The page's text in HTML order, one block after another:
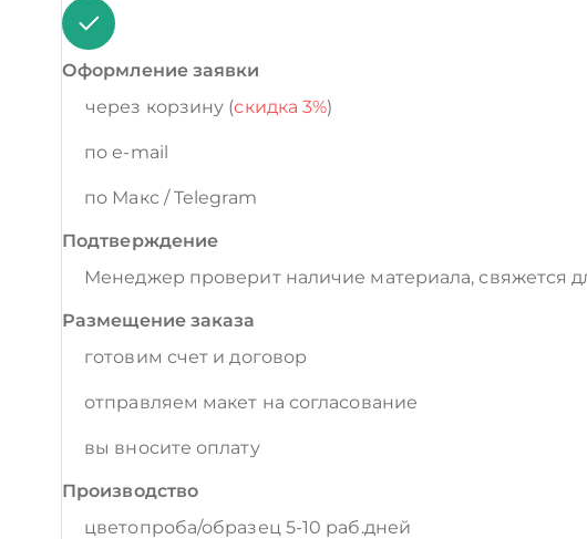
Оформление заявки
через корзину (скидка 3%)
по e-mail
по Макс / Telegram
Подтверждение
Менеджер проверит наличие материала, свяжется
Размещение заказа
готовим счет и договор
отправляем макет на согласование
вы вносите оплату
Производство
цветопроба/образец 5-10 раб.дней